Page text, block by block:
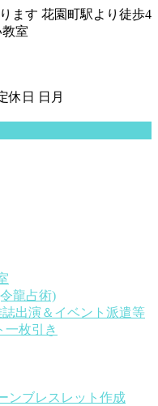
ます 花園町駅より徒歩4
室
休日 日月
龍占術)
出演＆イベント派遣等
一枚引き
ンブレスレット作成